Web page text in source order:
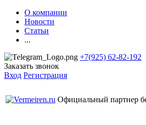
О компании
Новости
Статьи
...
+7(925) 62-82-192
Заказать звонок
Вход Регистрация
Официальный партнер